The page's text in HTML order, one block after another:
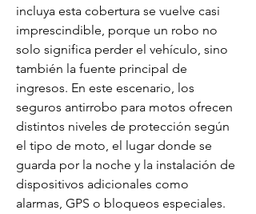
incluya esta cobertura se vuelve casi
imprescindible, porque un robo no
solo significa perder el vehículo, sino
también la fuente principal de
ingresos. En este escenario, los
seguros antirrobo para motos ofrecen
distintos niveles de protección según
el tipo de moto, el lugar donde se
guarda por la noche y la instalación de
dispositivos adicionales como
alarmas, GPS o bloqueos especiales.